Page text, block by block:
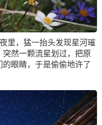
里，猛一抬头发现星河璀
然一颗流星划过，把原
眼睛，于是偷偷地许了